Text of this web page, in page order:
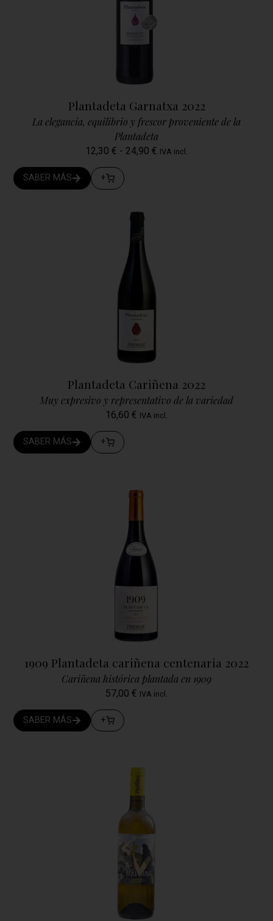
Plantadeta Garnatxa 2022
La elegancia, equilibrio y frescor proveniente de la
Plantadeta
12,30 € - 24,90 € IVA incl.
SABER MÁS +
Plantadeta Cariñena 2022
Muy expresivo y representativo de la variedad
16,60 € IVA incl.
SABER MÁS +
1909 Plantadeta cariñena centenaria 2022
Cariñena histórica plantada en 1909
57,00 € IVA incl.
SABER MÁS +